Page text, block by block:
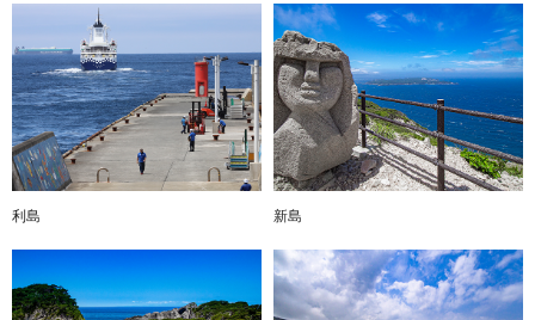
利島 新島